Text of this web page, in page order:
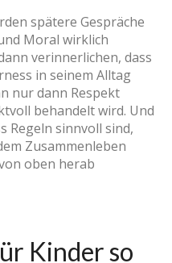
spätere Gespräche
Moral wirklich
verinnerlichen, dass
in seinem Alltag
nur dann Respekt
behandelt wird. Und
Regeln sinnvoll sind,
Zusammenleben
oben herab
Kinder so